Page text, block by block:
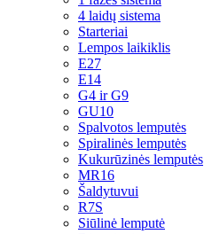
4 laidų sistema
Starteriai
Lempos laikiklis
E27
E14
G4 ir G9
GU10
Spalvotos lemputės
Spiralinės lemputės
Kukurūzinės lemputės
MR16
Šaldytuvui
R7S
Siūlinė lemputė